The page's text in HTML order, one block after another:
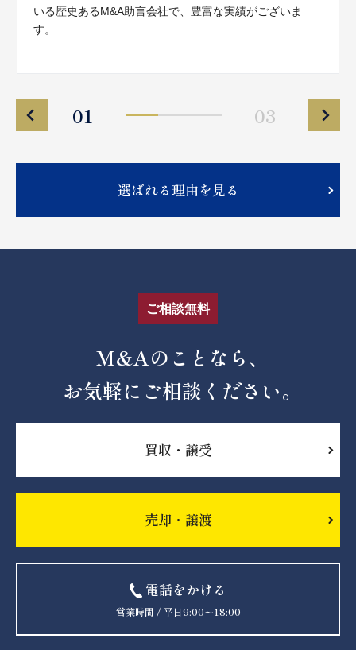
いる歴史あるM&A助言会社で、豊富な実績がございま
す。
01 03
選ばれる理由を見る
ご相談無料
M&Aのことなら、
お気軽にご相談ください。
買収・譲受
売却・譲渡
電話をかける
営業時間 / 平日9:00〜18:00